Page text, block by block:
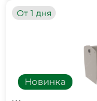
Новинка
От 1 дня